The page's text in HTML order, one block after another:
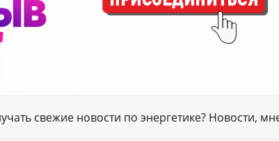
свежие новости по энергетике? Новости,